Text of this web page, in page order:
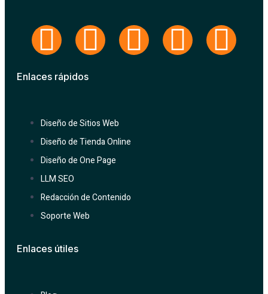
Enlaces rápidos
Diseño de Sitios Web
Diseño de Tienda Online
Diseño de One Page
LLM SEO
Redacción de Contenido
Soporte Web
Enlaces útiles